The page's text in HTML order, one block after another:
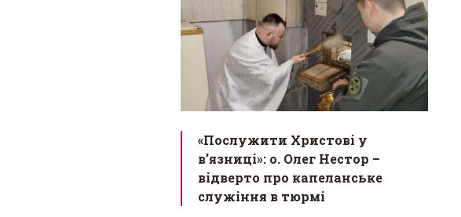
«Послужити Христові у
вʼязниці»: о. Олег Нестор –
відверто про капеланське
служіння в тюрмі